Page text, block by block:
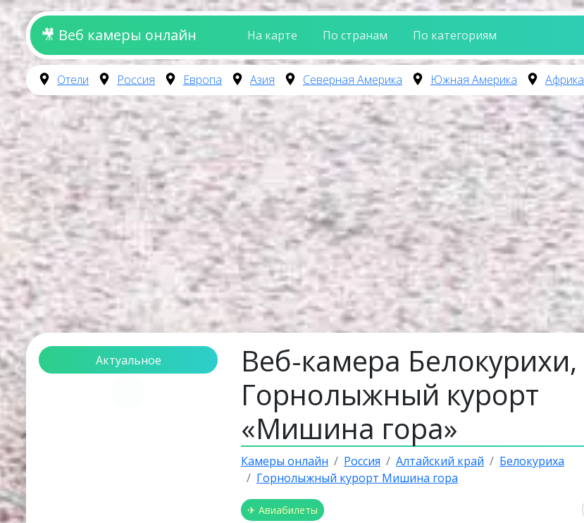
🎥 Веб камеры онлайн На карте По странам По категориям
Отели Россия Европа Азия Северная Америка Южная Америка Африка
Актуальное
Веб-камера Белокурихи,
Горнолыжный курорт
«Мишина гора»
Камеры онлайн Россия Алтайский край
Белокуриха
Горнолыжный курорт Мишина гора
✈ Авиабилеты